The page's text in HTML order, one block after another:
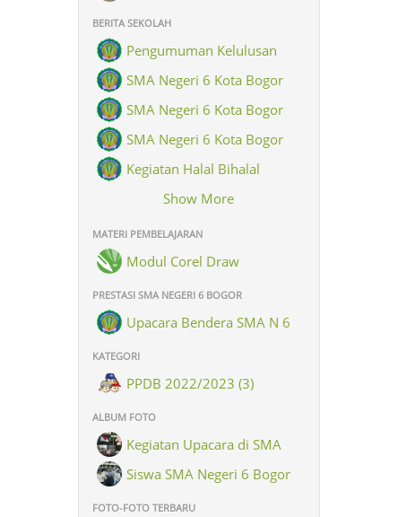
2015
BERITA SEKOLAH
Pengumuman Kelulusan
SMA Negeri 6 Kota Bogor
SMA Negeri 6 Kota Bogor
SMA Negeri 6 Kota Bogor
Kegiatan Halal Bihalal
Keluarga Besar SMAN 6 Kota
Show More
MATERI PEMBELAJARAN
Modul Corel Draw
PRESTASI SMA NEGERI 6 BOGOR
Upacara Bendera SMA N 6
Kota Bogor dlm rangka
memperingati hari Santri Nasional
KATEGORI
PPDB 2022/2023 (3)
ALBUM FOTO
Kegiatan Upacara di SMA
Negeri 6 Bogor (8)
Siswa SMA Negeri 6 Bogor
(26)
FOTO-FOTO TERBARU